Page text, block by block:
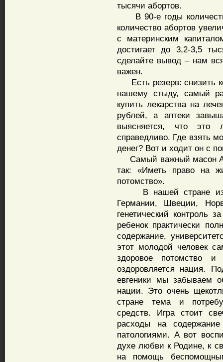
тысячи абортов.
В 90-е годы
количество абортов
с материнским
достигает до 3,2-3,5
сделайте вывод – нам
важен.
Есть резерв: снизить
нашему стыду, самый
купить лекарства на
рублей, а аптеки
выясняется, что это
справедливо. Где взять
денег? Вот и ходит он с
Самый важный масон
так: «Иметь право на
потомство».
В нашей стране
Германии, Швеции,
генетический контроль
ребенок практически
содержание,
этот молодой человек
здоровое потомство и
оздоровляется нация.
евгеники мы забываем
нации. Это очень
стране тема и
средств. Игра стоит
расходы на
патологиями. А вот
духе любви к Родине, к
на помощь